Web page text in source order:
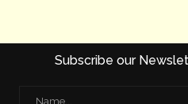
Subscribe our